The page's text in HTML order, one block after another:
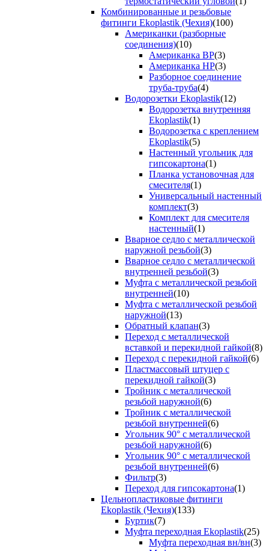
Комбинированные и резьбовые
фитинги Ekoplastik (Чехия)(100)
Американки (разборные
соединения)(10)
Американка ВР(3)
Американка НР(3)
Разборное соединение
труба-труба(4)
Водорозетки Ekoplastik(12)
Водорозетка внутренняя
Ekoplastik(1)
Водорозетка с креплением
Ekoplastik(5)
Настенный угольник для
гипсокартона(1)
Планка установочная для
смесителя(1)
Универсальный настенный
комплект(3)
Комплект для смесителя
настенный(1)
Вварное седло с металлической
наружной резьбой(3)
Вварное седло с металлической
внутренней резьбой(3)
Муфта с металлической резьбой
внутренней(10)
Муфта с металлической резьбой
наружной(13)
Обратный клапан(3)
Переход с металлической
вставкой и перекидной гайкой(8)
Переход с перекидной гайкой(6)
Пластмассовый штуцер с
перекидной гайкой(3)
Тройник с металлической
резьбой наружной(6)
Тройник с металлической
резьбой внутренней(6)
Угольник 90° с металлической
резьбой наружной(6)
Угольник 90° с металлической
резьбой внутренней(6)
Фильтр(3)
Переход для гипсокартона(1)
Цельнопластиковые фитинги
Ekoplastik (Чехия)(133)
Буртик(7)
Муфта переходная Ekoplastik(25)
Муфта переходная вн/вн(3)